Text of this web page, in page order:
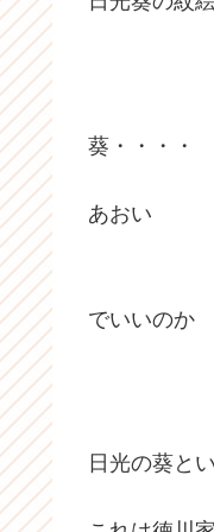
葵・・・・
あおい
でいいのか
日光の葵と